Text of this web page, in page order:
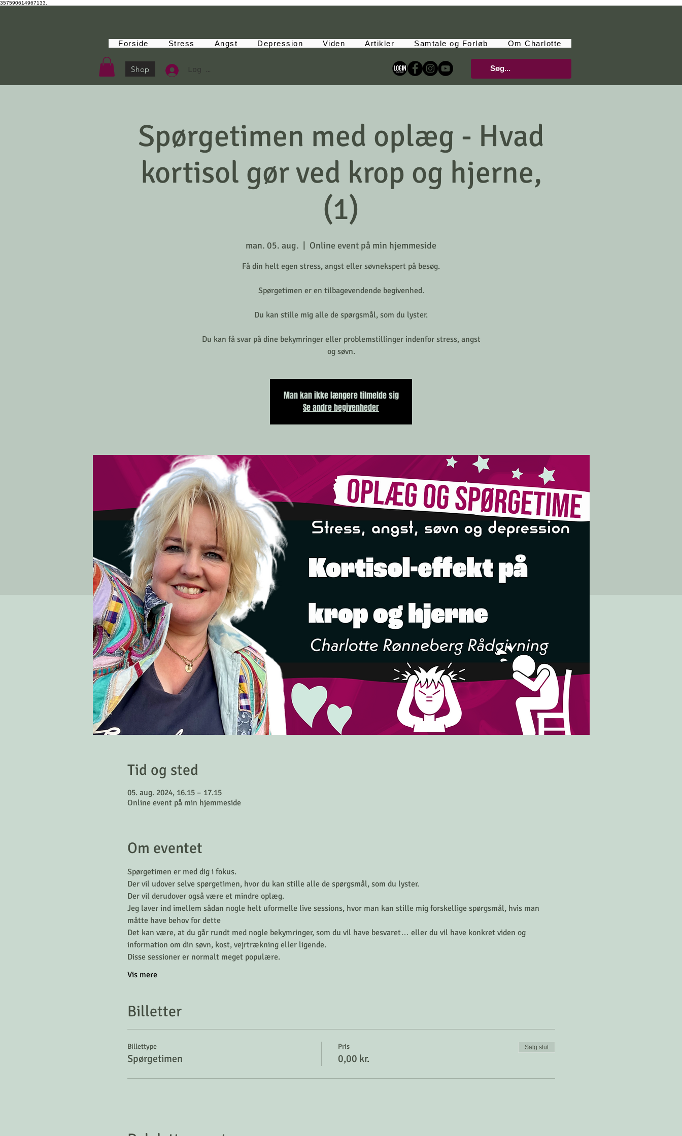
357590614967133.
Forside Stress Angst Depression Viden Artikler Samtale og Forløb Om Charlotte
Shop Log Ind
Spørgetimen med oplæg - Hvad
kortisol gør ved krop og hjerne,
(1)
man. 05. aug. Online event på min hjemmeside
Få din helt egen stress, angst eller søvnekspert på besøg.
Spørgetimen er en tilbagevendende begivenhed.
Du kan stille mig alle de spørgsmål, som du lyster.
Du kan få svar på dine bekymringer eller problemstillinger indenfor stress, angst
Man kan ikke længere tilmelde sig
Se andre begivenheder
Tid og sted
05. aug. 2024, 16.15 – 17.15
Online event på min hjemmeside
Om eventet
Spørgetimen er med dig i fokus.
Der vil udover selve spørgetimen, hvor du kan stille alle de spørgsmål, som du lyster.
Der vil derudover også være et mindre oplæg.
Jeg laver ind imellem sådan nogle helt uformelle live sessions, hvor man kan stille mig forskellige spørgsmål, hvis man
måtte have behov for dette
Det kan være, at du går rundt med nogle bekymringer, som du vil have besvaret… eller du vil have konkret viden og
information om din søvn, kost, vejrtrækning eller ligende.
Disse sessioner er normalt meget populære.
Vis mere
Billetter
Billettype
Spørgetimen
Pris
0,00 kr.
Salg slut